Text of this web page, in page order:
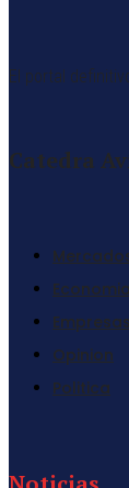
El portal
Catedra
Economia
Empresas
Opinion
Politica